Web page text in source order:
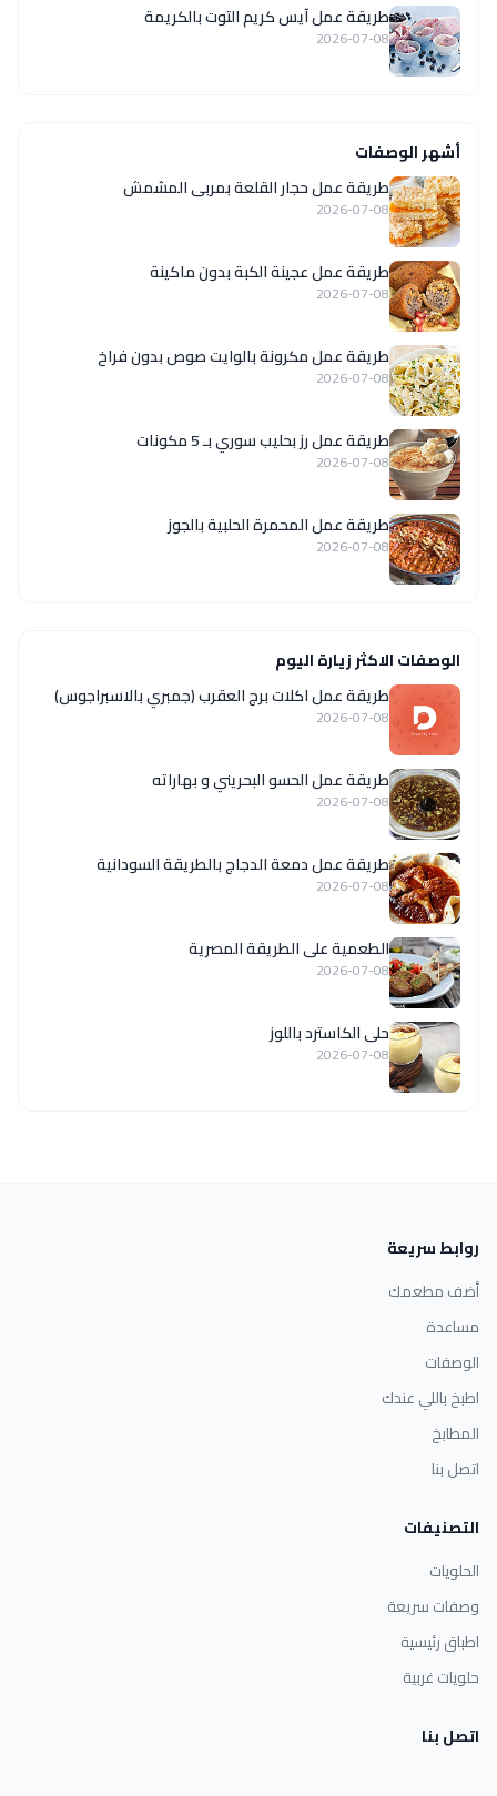
طريقة عمل آيس كريم التوت بالكريمة
2026-07-08
أشهر الوصفات
طريقة عمل حجار القلعة بمربى المشمش
2026-07-08
طريقة عمل عجينة الكبة بدون ماكينة
2026-07-08
طريقة عمل مكرونة بالوايت صوص بدون فراخ
2026-07-08
طريقة عمل رز بحليب سوري بـ 5 مكونات
2026-07-08
طريقة عمل المحمرة الحلبية بالجوز
2026-07-08
الوصفات الاكثر زيارة اليوم
طريقة عمل اكلات برج العقرب (جمبري بالاسبراجوس)
2026-07-08
طريقة عمل الحسو البحريني و بهاراته
2026-07-08
طريقة عمل دمعة الدجاج بالطريقة السودانية
2026-07-08
الطعمية على الطريقة المصرية
2026-07-08
حلى الكاسترد باللوز
2026-07-08
روابط سريعة
أضف مطعمك
مساعدة
الوصفات
اطبخ باللي عندك
المطابخ
اتصل بنا
التصنيفات
الحلويات
وصفات سريعة
اطباق رئيسية
حلويات غربية
اتصل بنا